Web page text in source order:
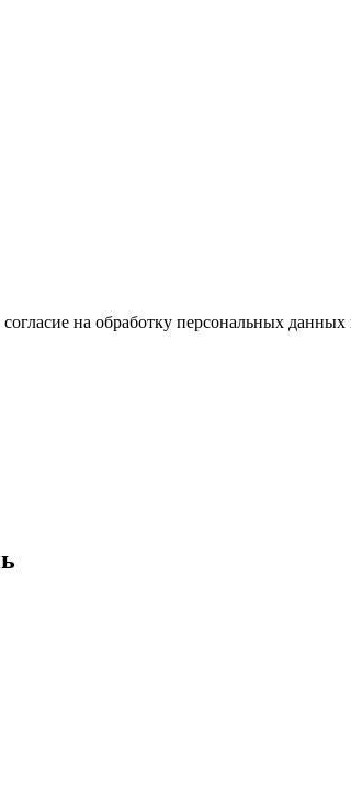
на обработку персональных данных